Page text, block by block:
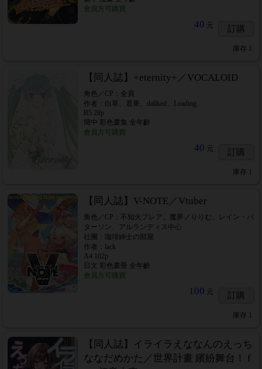
會員方可購買
40 元 訂購
庫存
【同人誌】+eternity+／VOCALOID
角色／CP：全員
作者：白草、君果、dallked、Loading
B5 28p
簡中 彩色畫集 全年齡
會員方可購買
40 元 訂購
庫存
【同人誌】V-NOTE／Vtuber
角色／CP：不知火フレア、魔界ノりりむ、レイン・パ
ターソン、アルランディス中心
社團：珈琲紳士の部屋
作者：lack
A4 102p
日文 彩色畫冊 全年齡
會員方可購買
100 元 訂購
庫存
【同人誌】イライラえななんのえっち
ななだめかた／世界計畫 繽紛舞台！ f